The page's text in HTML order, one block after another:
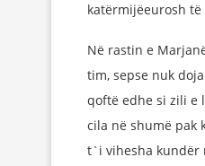
katërmijëeurosh
Në rastin e
tim, sepse nuk
qoftë edhe si zili e
cila në shumë pak
t`i vihesha kundër